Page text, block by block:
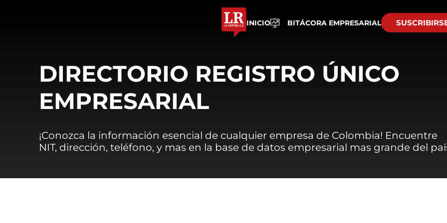
INICIO BITÁCORA EMPRESARIAL
DIRECTORIO REGISTRO ÚNICO
EMPRESARIAL
¡Conozca la información esencial de cualquier empresa de Colombia! Encuentre
NIT, dirección, teléfono, y mas en la base de datos empresarial mas grande del